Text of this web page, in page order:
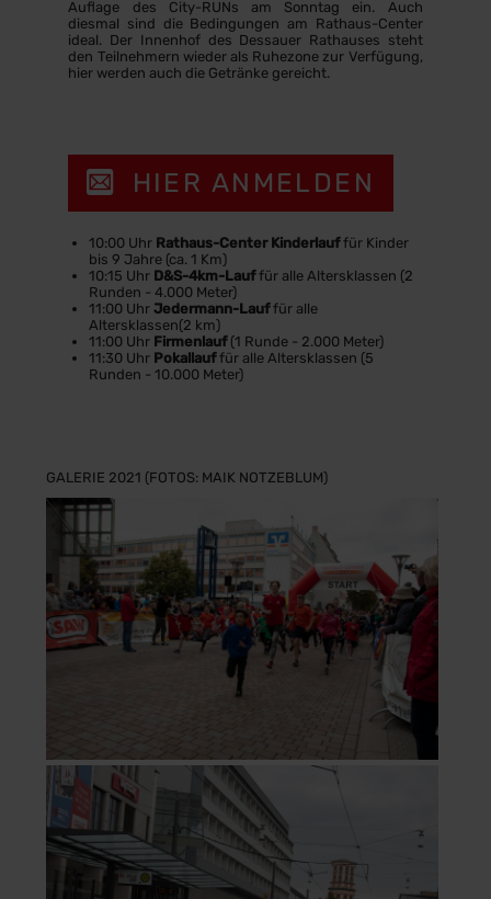
Auflage des City-RUNs am Sonntag ein. Auch
diesmal sind die Bedingungen am Rathaus-Center
ideal. Der Innenhof des Dessauer Rathauses steht
den Teilnehmern wieder als Ruhezone zur Verfügung,
hier werden auch die Getränke gereicht.
HIER ANMELDEN
10:00 Uhr Rathaus-Center Kinderlauffür Kinder
bis 9 Jahre (ca. 1 Km)
10:15 Uhr D&S-4km-Lauffür alle Altersklassen (2
Runden - 4.000 Meter)
11:00 UhrJedermann-Lauffür alle
Altersklassen(2 km)
11:00 Uhr Firmenlauf(1 Runde - 2.000 Meter)
11:30 Uhr Pokallauffür alle Altersklassen (5
Runden - 10.000 Meter)
GALERIE 2021 (FOTOS: MAIK NOTZEBLUM)